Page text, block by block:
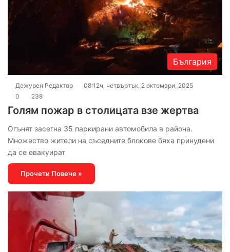
България
Дежурен Редактор
08:12ч, четвъртък, 2 октомври, 2025
0
238
Голям пожар в столицата взе жертва
Огънят засегна 35 паркирани автомобила в района.
Множество жители на съседните блокове бяха принудени
да се евакуират
Прочети Повече »